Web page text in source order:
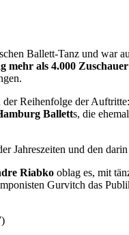
Ballett-Tanz und war
mehr als 4.000
Reihenfolge der
Balletts, die
Jahreszeiten und den
Riabko oblag es, mit
Gurvitch das